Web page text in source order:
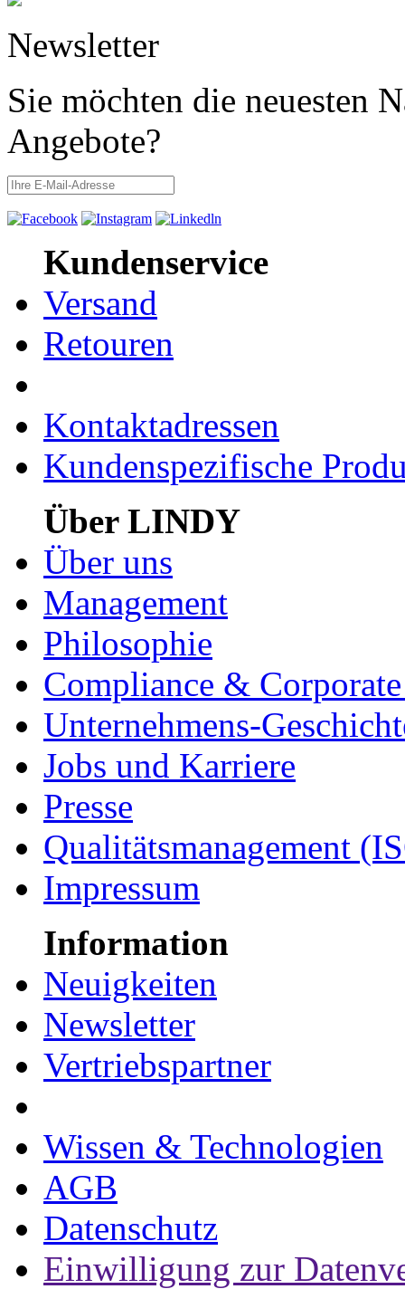
Newsletter
Sie möchten die neuesten
Angebote?
Kundenservice
Versand
Retouren
Kontaktadressen
Kundenspezifische
Über LINDY
Über uns
Management
Philosophie
Compliance &
Unternehmens-
Jobs und Karriere
Presse
Qualitätsmanagement
Impressum
Information
Neuigkeiten
Newsletter
Vertriebspartner
Wissen & Technologien
AGB
Datenschutz
Einwilligung zur